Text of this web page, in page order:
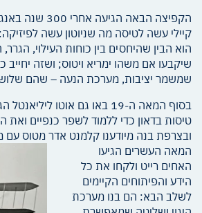
הקפיצה הבאה
קיילי עשה לטיסה מה שניוטון עשה
הוא הבין שהיחסים בין כוחות העילוי,
שיקבעו אם משהו ימריא ויטוס; ושזה
שמשמר יציבות, מערכת הנעה – שהם
בסוף המאה ה-19 באו גם אוטו
טיסות בדאון כדי ללמוד לשפר כנפיים ואת
ובצרפת בנה מיודענו קלמנט אדר מטוס עם
המאה העשרים הגיעו
האחים רייט ולקחו את כל
הידע והפיתוחים הקיימים
לשלב הבא: הם בנו מערכת